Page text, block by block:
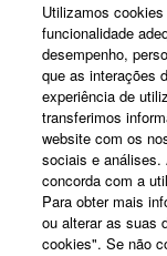
Sobre a Yamaha
Portugal -
Negócio
Utilizamos
funcionalidade
desempenho,
que as interações
experiência de
transferimos
website com os
sociais e
concorda com a
Para obter mais
ou alterar as suas
cookies". Se não